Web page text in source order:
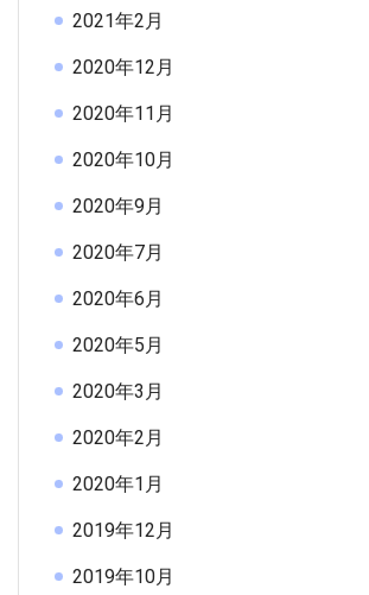
2021年2月
2020年12月
2020年11月
2020年10月
2020年9月
2020年7月
2020年6月
2020年5月
2020年3月
2020年2月
2020年1月
2019年12月
2019年10月